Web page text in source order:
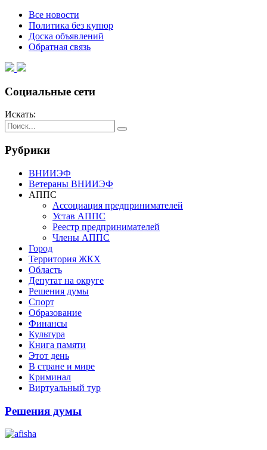
Все новости
Политика без купюр
Доска объявлений
Обратная связь
Социальные сети
Искать:
Рубрики
ВНИИЭФ
Ветераны ВНИИЭФ
АППС
Ассоциация предпринимателей
Устав АППС
Реестр предпринимателей
Члены АППС
Город
Территория ЖКХ
Область
Депутат на округе
Решения думы
Спорт
Образование
Финансы
Культура
Книга памяти
Этот день
В стране и мире
Криминал
Виртуальный тур
Решения думы